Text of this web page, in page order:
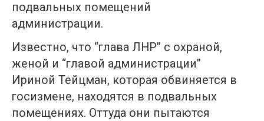
подвальных помещений
администрации.
Известно, что “глава ЛНР” с охраной,
женой и “главой администрации”
Ириной Тейцман, которая обвиняется в
госизмене, находятся в подвальных
помещениях. Оттуда они пытаются